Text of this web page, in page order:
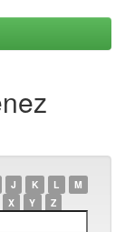
J K L
M
X Y Z